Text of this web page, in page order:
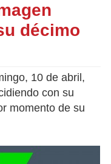
décimo
10 de abril,
con su
momento de su